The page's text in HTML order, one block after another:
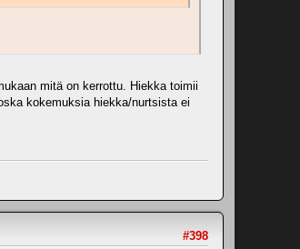
mitä on kerrottu. Hiekka toimii
kokemuksia hiekka/nurtsista ei
#398